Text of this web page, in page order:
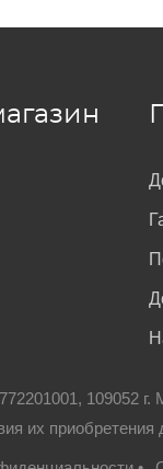
109052
их